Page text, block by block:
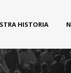
HISTORIA